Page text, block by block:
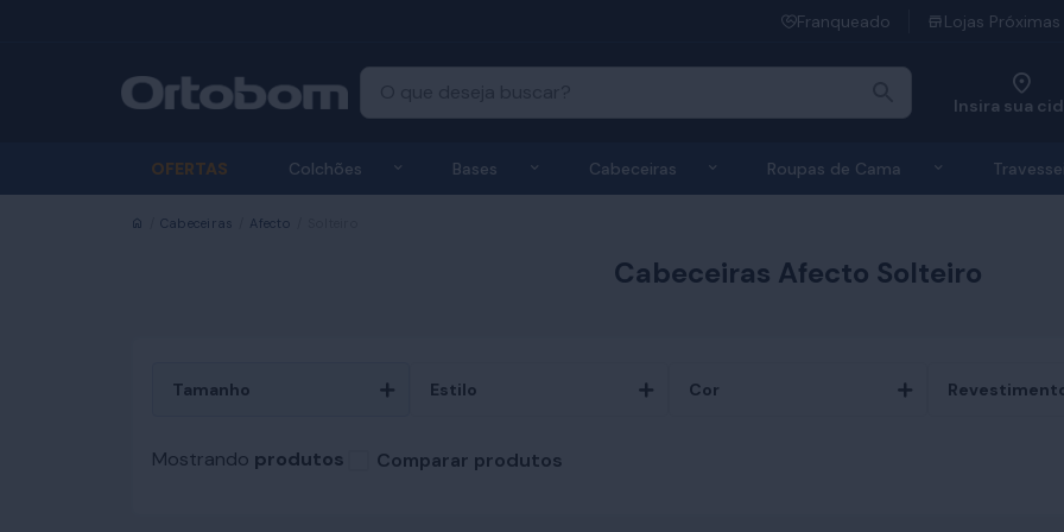
Franqueado Lojas Próximas
Insira sua
OFERTAS Colchões Exibir submenu de Colchões
Bases Exibir submenu de Bases
Cabeceiras Exibir submenu de Cabeceiras
Roupas de Cama Exibir
Início
Cabeceiras Afecto
Cabeceiras Afecto Solteiro
Tamanho Estilo Cor
Mostrando produtos Comparar produtos